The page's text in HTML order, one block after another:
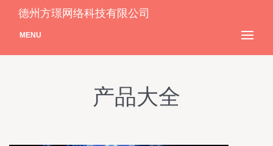
德州方璟网络科技有限公司
MENU
产品大全